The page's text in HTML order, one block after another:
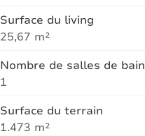
Surface du living
25,67 m²
Nombre de salles de bain
1
Surface du terrain
1.473 m²